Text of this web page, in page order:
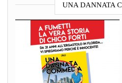
UNA DANNATA